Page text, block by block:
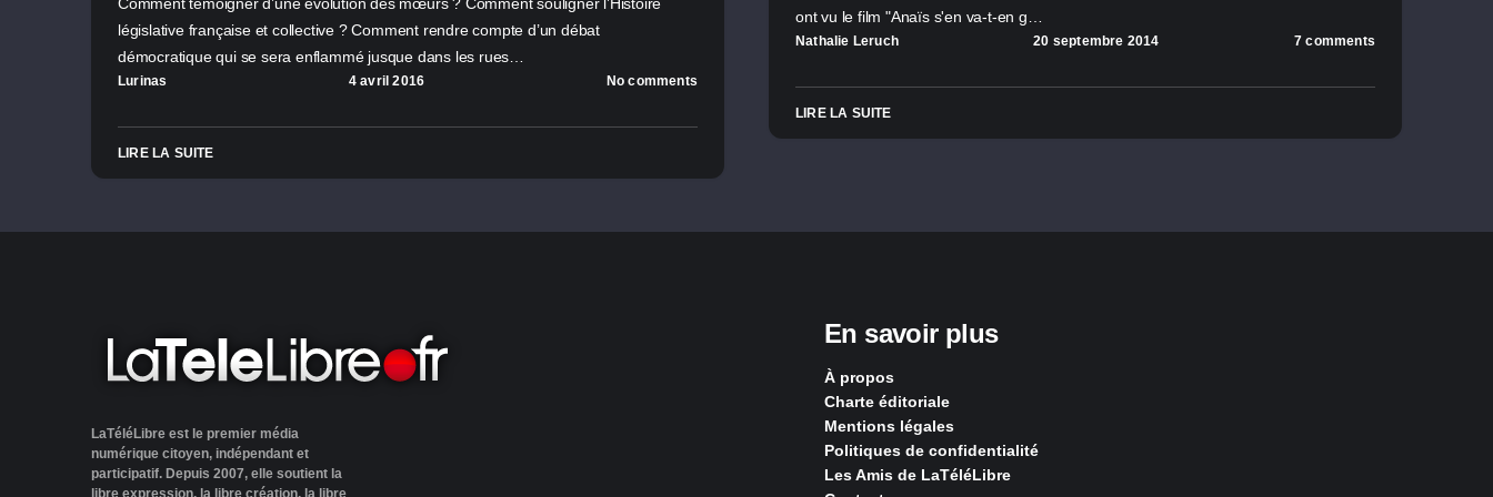
législative française et collective ? Comment rendre compte d’un débat
démocratique qui se sera enflammé jusque dans les rues…
Lurinas 4 avril 2016 No comments
LIRE LA SUITE
ont vu le film "Anaïs s'en va-t-en g…
Nathalie Leruch 20 septembre 2014 7 comments
LIRE LA SUITE
LaTéléLibre est le premier média
numérique citoyen, indépendant et
participatif. Depuis 2007, elle soutient la
En savoir plus
À propos
Charte éditoriale
Mentions légales
Politiques de confidentialité
Les Amis de LaTéléLibre